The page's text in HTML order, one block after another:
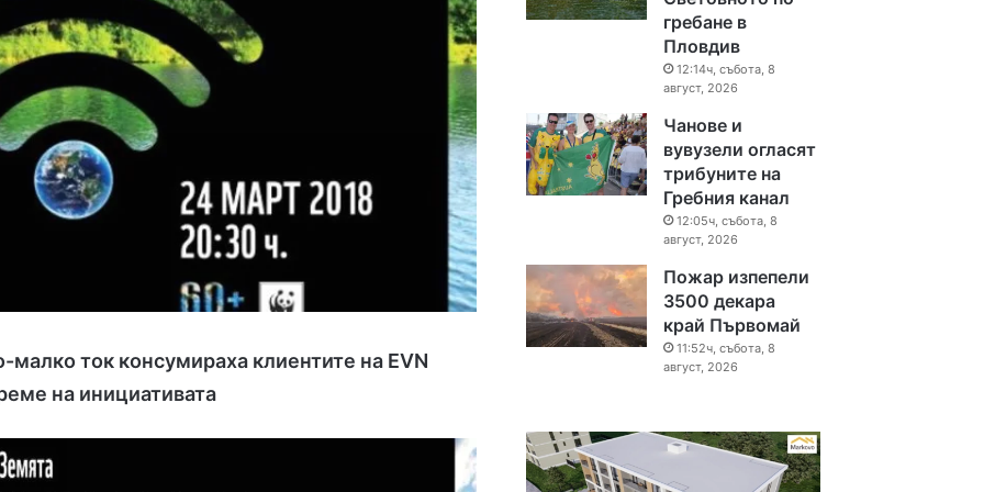
малко ток консумираха клиентите на EVN
на инициативата
гребане в
Пловдив
12:14ч, събота, 8
август, 2026
Чанове и
вувузели огласят
трибуните на
Гребния канал
12:05ч, събота, 8
август, 2026
Пожар изпепели
3500 декара
край Първомай
11:52ч, събота, 8
август, 2026